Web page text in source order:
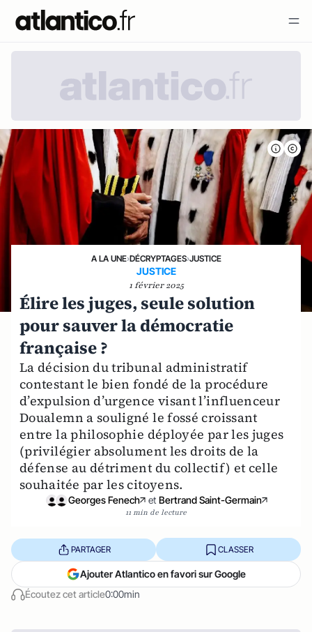
A LA UNE›DÉCRYPTAGES›JUSTICE
JUSTICE
1 février 2025
Élire les juges, seule solution
pour sauver la démocratie
française ?
La décision du tribunal administratif
contestant le bien fondé de la procédure
d’expulsion d’urgence visant l’influenceur
Doualemn a souligné le fossé croissant
entre la philosophie déployée par les juges
(privilégier absolument les droits de la
défense au détriment du collectif) et celle
souhaitée par les citoyens.
Georges Fenech et Bertrand Saint-Germain
11 min de lecture
Écoutez cet article0:00min
PARTAGER CLASSER
Ajouter Atlantico en favori sur Google